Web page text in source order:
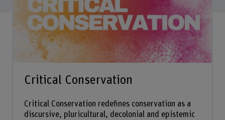
Critical Conservation
Critical Conservation redefines conservation as a
discursive, pluricultural, decolonial and epistemic